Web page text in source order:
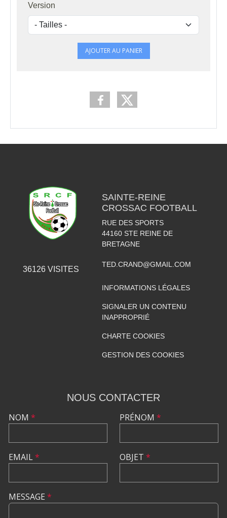
Version
AJOUTER AU PANIER
36126VISITES
SAINTE-REINE
CROSSAC FOOTBALL
RUE DES SPORTS
44160 STE REINE DE
BRETAGNE
TED.CRAND@GMAIL.COM
INFORMATIONS LÉGALES
SIGNALER UN CONTENU
INAPPROPRIÉ
CHARTE COOKIES
GESTION DES COOKIES
NOUS CONTACTER
NOM *
EMAIL*
PRÉNOM *
OBJET *
MESSAGE *